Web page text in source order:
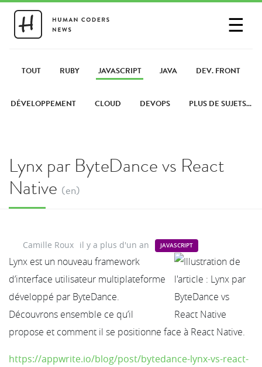
☰
PARTAGER UN LIEN
TOUT RUBY JAVASCRIPT JAVA DEV. FRONT
DÉVELOPPEMENT CLOUD DEVOPS PLUS DE SUJETS...
Lynx par ByteDance vs React
Native (en)
Camille Roux il y a plus d'un an JAVASCRIPT
Lynx est un nouveau framework
d’interface utilisateur multiplateforme
développé par ByteDance.
Découvrons ensemble ce qu’il
propose et comment il se positionne face à React Native.
https://appwrite.io/blog/post/bytedance-lynx-vs-react-